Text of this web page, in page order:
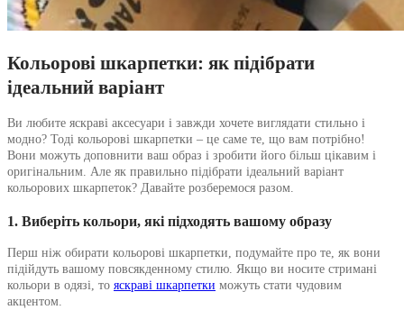
Кольорові шкарпетки: як підібрати
ідеальний варіант
Ви любите яскраві аксесуари і завжди хочете виглядати стильно і
модно? Тоді кольорові шкарпетки – це саме те, що вам потрібно!
Вони можуть доповнити ваш образ і зробити його більш цікавим і
оригінальним. Але як правильно підібрати ідеальний варіант
кольорових шкарпеток? Давайте розберемося разом.
1. Виберіть кольори, які підходять вашому образу
Перш ніж обирати кольорові шкарпетки, подумайте про те, як вони
підійдуть вашому повсякденному стилю. Якщо ви носите стримані
кольори в одязі, то яскраві шкарпетки можуть стати чудовим
акцентом.